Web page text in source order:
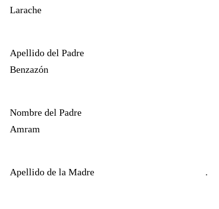
Larache
Apellido del Padre
Benzazón
Nombre del Padre
Amram
Apellido de la Madre .